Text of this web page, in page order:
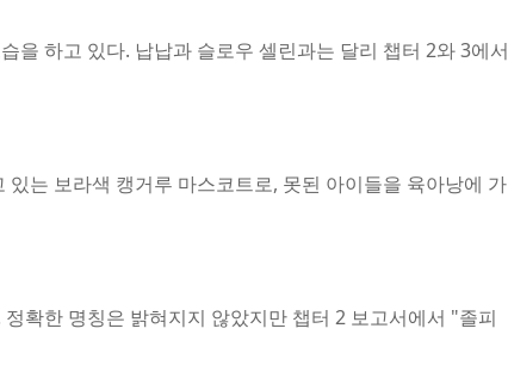
을 하고 있다. 납납과 슬로우 셀린과는 달리 챕터 2와 3에서
는 보라색 캥거루 마스코트로, 못된 아이들을 육아낭에 가
확한 명칭은 밝혀지지 않았지만 챕터 2 보고서에서 "졸피